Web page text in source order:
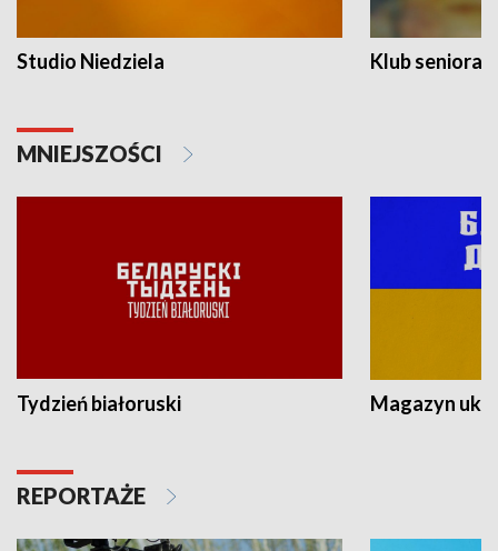
Studio Niedziela Klub seniora
MNIEJSZOŚCI
Tydzień białoruski Magazyn
REPORTAŻE